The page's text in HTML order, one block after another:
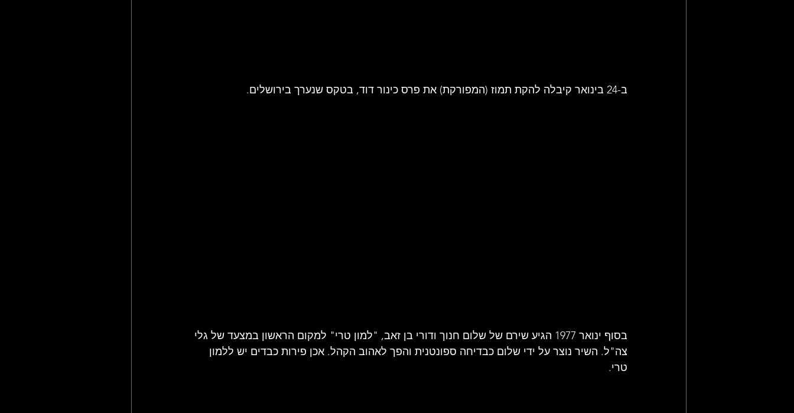
ב-24 בינואר קיבלה להקת תמוז (המפורקת) את פרס כינור דוד, בטקס שנערך בירושלים.
בסוף ינואר 1977 הגיע שירם של שלום חנוך ודורי בן זאב, "למון טרי" למקום הראשון במצעד של גלי
צה"ל. השיר נוצר על ידי שלום כבדיחה ספונטנית והפך לאהוב הקהל. אכן פירות כבדים יש ללמון
טרי.